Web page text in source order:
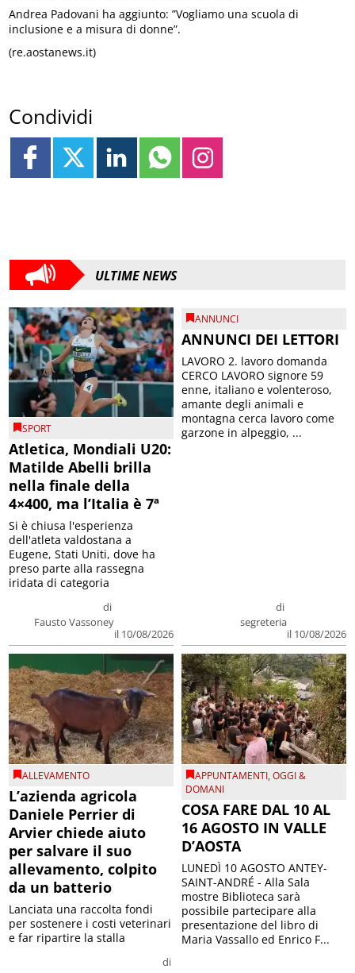
Andrea Padovani ha aggiunto: ”Vogliamo una scuola di
inclusione e a misura di donne”.
(re.aostanews.it)
Condividi
ULTIME NEWS
SPORT
Atletica, Mondiali U20:
Matilde Abelli brilla
nella finale della
4×400, ma l’Italia è 7ª
di
Fausto Vassoney
il 10/08/2026
Si è chiusa l'esperienza
dell'atleta valdostana a
Eugene, Stati Uniti, dove ha
preso parte alla rassegna
iridata di categoria
ANNUNCI
ANNUNCI DEI LETTORI
di
segreteria
il 10/08/2026
LAVORO 2. lavoro domanda
CERCO LAVORO signore 59
enne, italiano e volenteroso,
amante degli animali e
montagna cerca lavoro come
garzone in alpeggio, ...
ALLEVAMENTO
L’azienda agricola
Daniele Perrier di
Arvier chiede aiuto
per salvare il suo
allevamento, colpito
da un batterio
di
Lanciata una raccolta fondi
per sostenere i costi veterinari
e far ripartire la stalla
APPUNTAMENTI,OGGI &
DOMANI
COSA FARE DAL 10 AL
16 AGOSTO IN VALLE
D’AOSTA
LUNEDÌ 10 AGOSTO ANTEY-
SAINT-ANDRÉ - Alla Sala
mostre Biblioteca sarà
possibile partecipare alla
presentazione del libro di
Maria Vassallo ed Enrico F...